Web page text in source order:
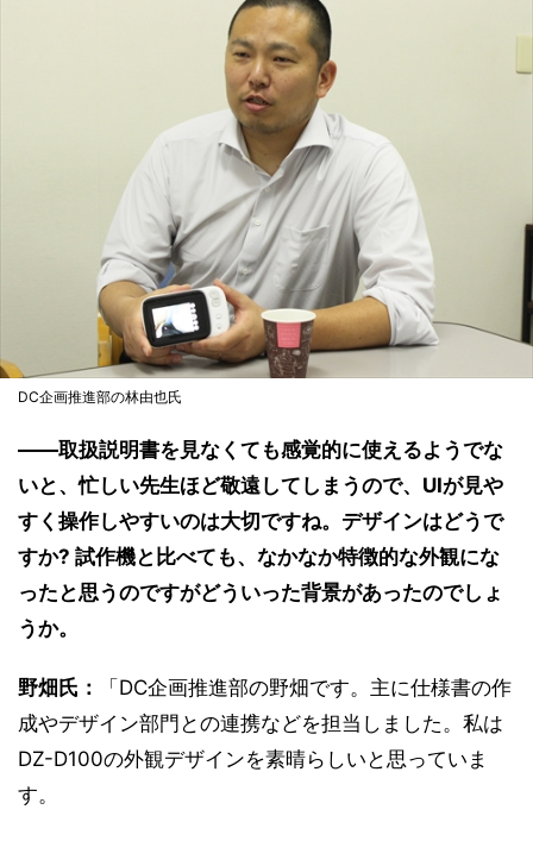
DC企画推進部の林由也氏
――取扱説明書を見なくても感覚的に使えるようでな
いと、忙しい先生ほど敬遠してしまうので、UIが見や
すく操作しやすいのは大切ですね。デザインはどうで
すか? 試作機と比べても、なかなか特徴的な外観にな
ったと思うのですがどういった背景があったのでしょ
うか。
野畑氏：
「DC企画推進部の野畑です。主に仕様書の作
成やデザイン部門との連携などを担当しました。私は
DZ-D100の外観デザインを素晴らしいと思っていま
す。